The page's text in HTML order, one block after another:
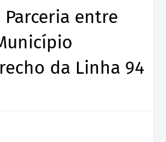
Parceria entre
da Linha 94